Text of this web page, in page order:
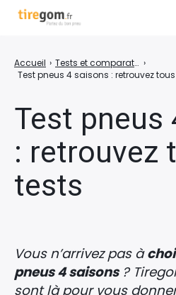
Test pneus
: retrouvez
tests
Accueil › Tests et comparatifs des pneus ›
Test pneus 4 saisons : retrouvez
Vous n’arrivez pas à
pneus 4 saisons?
sont là pour vous
Guide moto
COMPARER LES PRIX DES